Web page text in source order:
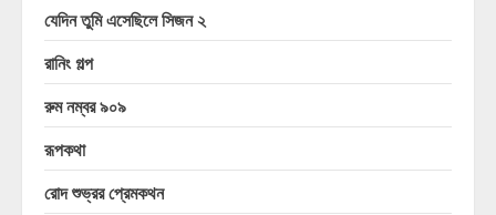
যেদিন তুমি এসেছিলে সিজন ২
রানিং গল্প
রুম নম্বর ৯০৯
রূপকথা
রোদ শুভ্রর প্রেমকথন